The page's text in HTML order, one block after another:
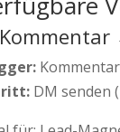
DM senden